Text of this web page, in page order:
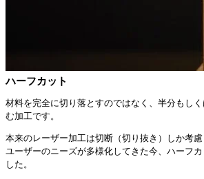
ハーフカット
材料を完全に切り落とすのではなく、半分もし
む加工です。
本来のレーザー加工は切断（切り抜き）しか考慮
ユーザーのニーズが多様化してきた今、ハーフ
した。